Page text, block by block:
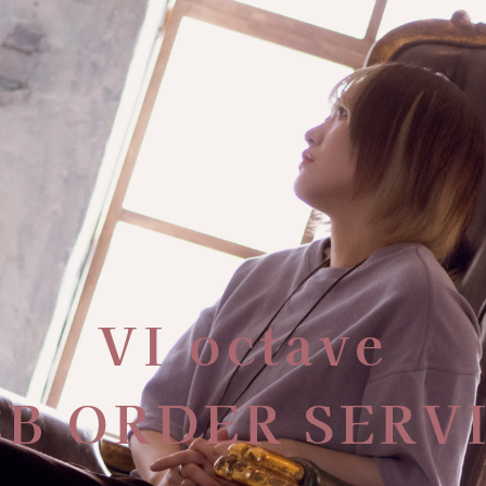
VI octave
ORDER